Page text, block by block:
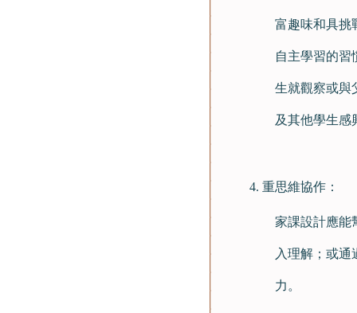
富趣味和具挑
自主學習的習
生就觀察或與
及其他學生感
重思維協作：
家課設計應能
入理解；或
力。